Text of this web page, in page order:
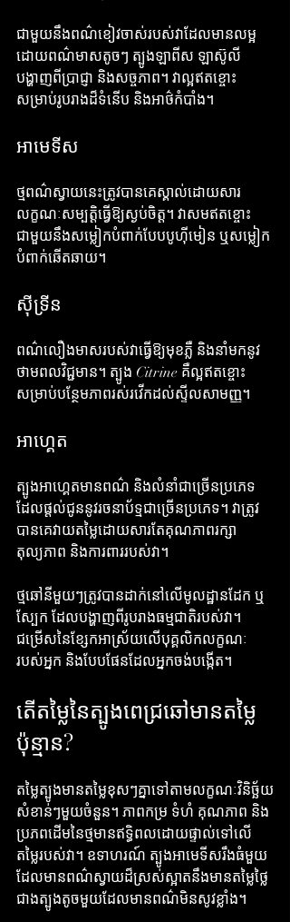
ជាមួយនឹងពណ៌ខៀវចាស់របស់វាដែលមានលម្អ
ដោយពណ៌មាសតូចៗ ត្បូងឡាពីស ឡាស៊ូលី
បង្ហាញពីប្រាជ្ញា និងសច្ចភាព។ វាល្អឥតខ្ចោះ
សម្រាប់រូបរាងដ៏ទំនើប និងអាថ៌កំបាំង។
អាមេទីស
ថ្មពណ៌ស្វាយនេះត្រូវបានគេស្គាល់ដោយសារ
លក្ខណៈសម្បត្តិធ្វើឱ្យស្ងប់ចិត្ត។ វាសមឥតខ្ចោះ
ជាមួយនឹងសម្លៀកបំពាក់បែបបូហ៊ីមៀន ឬសម្លៀក
បំពាក់ឆើតឆាយ។
ស៊ីទ្រីន
ពណ៌លឿងមាសរបស់វាធ្វើឱ្យមុខភ្លឺ និងនាំមកនូវ
ថាមពលវិជ្ជមាន។ ត្បូង Citrine គឺល្អឥតខ្ចោះ
សម្រាប់បន្ថែមភាពរស់រវើកដល់ស្ទីលសាមញ្ញ។
អាហ្គេត
ត្បូងអាហ្គេតមានពណ៌ និងលំនាំជាច្រើនប្រភេទ
ដែលផ្តល់ជូននូវរចនាប័ទ្មជាច្រើនប្រភេទ។ វាត្រូវ
បានគេវាយតម្លៃដោយសារតែគុណភាពរក្សា
តុល្យភាព និងការពាររបស់វា។
ថ្មឆៅនីមួយៗត្រូវបានដាក់នៅលើមូលដ្ឋានដែក ឬ
ស្បែក ដែលបង្ហាញពីរូបរាងធម្មជាតិរបស់វា។
ជម្រើសនៃខ្សែកអាស្រ័យលើបុគ្គលិកលក្ខណៈ
របស់អ្នក និងបែបផែនដែលអ្នកចង់បង្កើត។
តើតម្លៃនៃត្បូងពេជ្រឆៅមានតម្លៃ
ប៉ុន្មាន?
តម្លៃត្បូងមានតម្លៃខុសៗគ្នាទៅតាមលក្ខណៈវិនិច្ឆ័យ
សំខាន់ៗមួយចំនួន។ ភាពកម្រ ទំហំ គុណភាព និង
ប្រភពដើមនៃថ្មមានឥទ្ធិពលដោយផ្ទាល់ទៅលើ
តម្លៃរបស់វា។ ឧទាហរណ៍ ត្បូងអាមេទីសរឹងធំមួយ
ដែលមានពណ៌ស្វាយដ៏ស្រស់ស្អាតនឹងមានតម្លៃថ្លៃ
ជាងត្បូងតូចមួយដែលមានពណ៌មិនសូវខ្លាំង។